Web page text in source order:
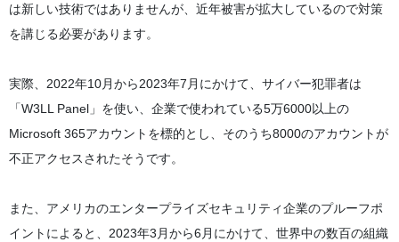
は新しい技術ではありませんが、近年被害が拡大しているので対策
を講じる必要があります。
実際、2022年10月から2023年7月にかけて、サイバー犯罪者は
「W3LL Panel」を使い、企業で使われている5万6000以上の
Microsoft 365アカウントを標的とし、そのうち8000のアカウントが
不正アクセスされたそうです。
また、アメリカのエンタープライズセキュリティ企業のプルーフポ
イントによると、2023年3月から6月にかけて、世界中の数百の組織